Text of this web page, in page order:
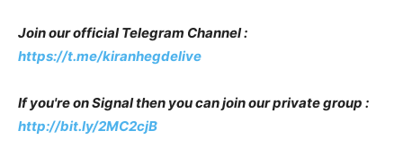
Join our official Telegram Channel :
https://t.me/kiranhegdelive
If you're on Signal then you can join our private group :
http://bit.ly/2MC2cjB